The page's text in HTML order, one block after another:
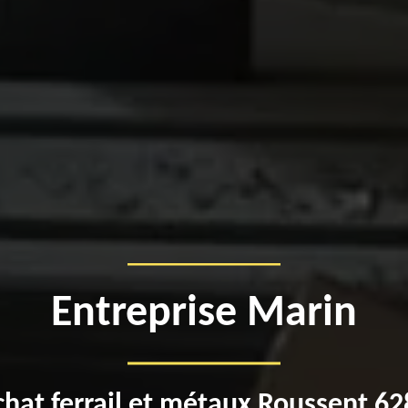
Entreprise Marin